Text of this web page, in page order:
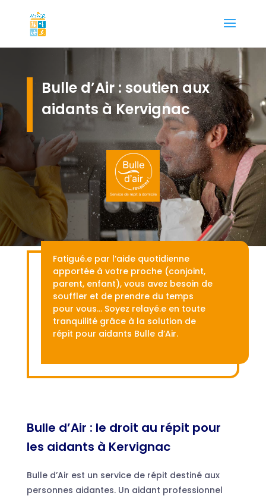
Bulle d’Air : soutien aux
aidants à Kervignac
Fatigué.e par l’aide quotidienne
apportée à votre proche (conjoint,
parent, enfant), vous avez besoin de
souffler et de prendre du temps
pour vous… Soyez relayé.e en toute
tranquilité grâce à la solution de
répit pour aidants Bulle d’Air.
Bulle d’Air : le droit au répit pour
les aidants à Kervignac
Bulle d’Air est un service de répit destiné aux
personnes aidantes. Un aidant professionnel